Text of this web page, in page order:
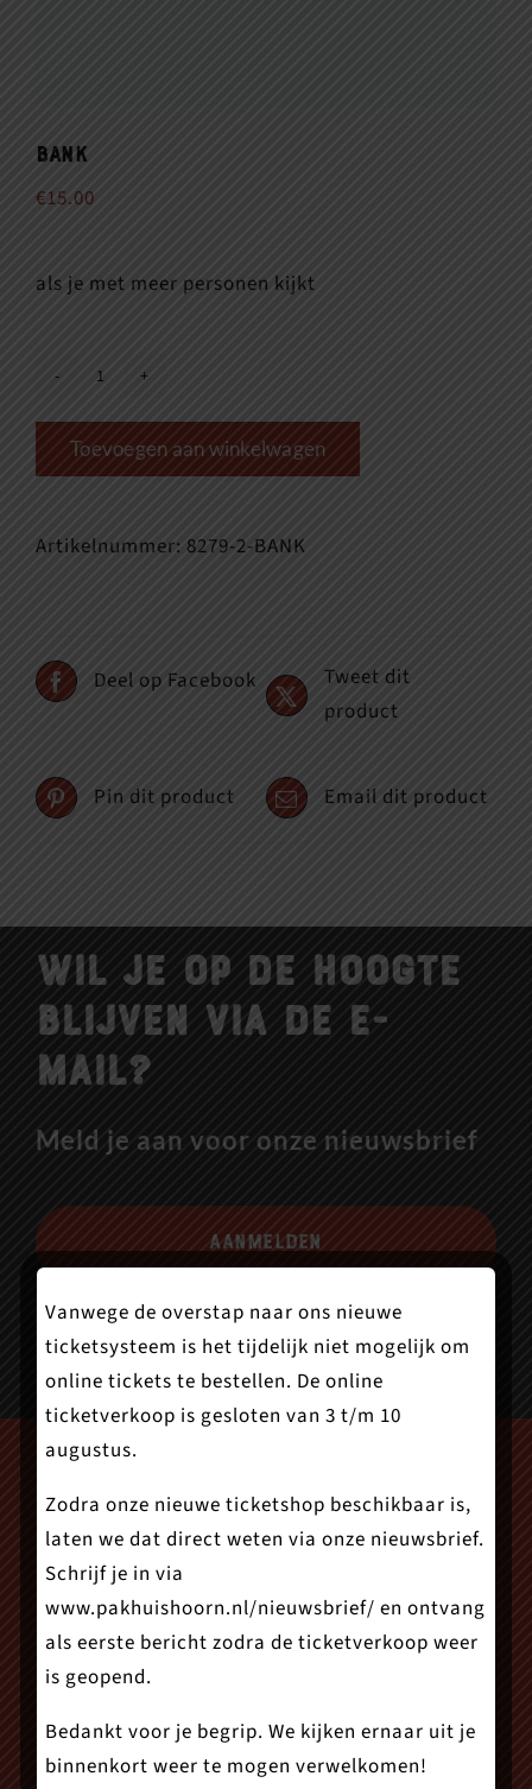
Bank
€15.00
als je met meer personen kijkt
aantal
Toevoegen aan winkelwagen
Artikelnummer: 8279-2-BANK
Deel op Facebook
Tweet dit
product
Pin dit product Email dit product
Wil je op de hoogte
blijven via de e-
mail?
Meld je aan voor onze nieuwsbrief
Aanmelden
Vanwege de overstap naar ons nieuwe
ticketsysteem is het tijdelijk niet mogelijk om
online tickets te bestellen. De online
ticketverkoop is gesloten van 3 t/m 10
augustus.
Zodra onze nieuwe ticketshop beschikbaar is,
laten we dat direct weten via onze nieuwsbrief.
Schrijf je in via
www.pakhuishoorn.nl/nieuwsbrief/ en ontvang
als eerste bericht zodra de ticketverkoop weer
is geopend.
Bedankt voor je begrip. We kijken ernaar uit je
binnenkort weer te mogen verwelkomen!